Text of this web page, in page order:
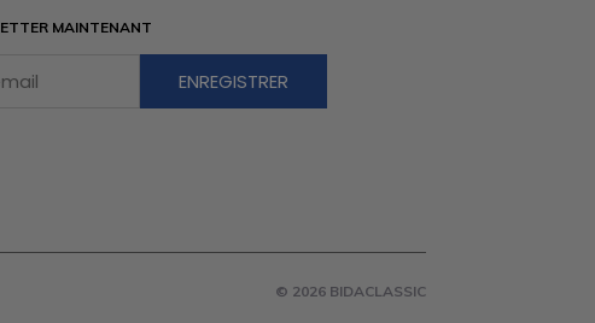
MAINTENANT
© 2026 BIDACLASSIC